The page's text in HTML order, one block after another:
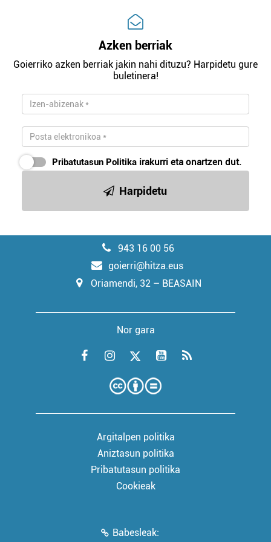
Azken berriak
Goierriko azken berriak jakin nahi dituzu? Harpidetu gure
buletinera!
Pribatutasun Politika irakurri eta onartzen dut.
Harpidetu
943 16 00 56
goierri@hitza.eus
Oriamendi, 32 – BEASAIN
Nor gara
Argitalpen politika
Aniztasun politika
Pribatutasun politika
Cookieak
Babesleak: